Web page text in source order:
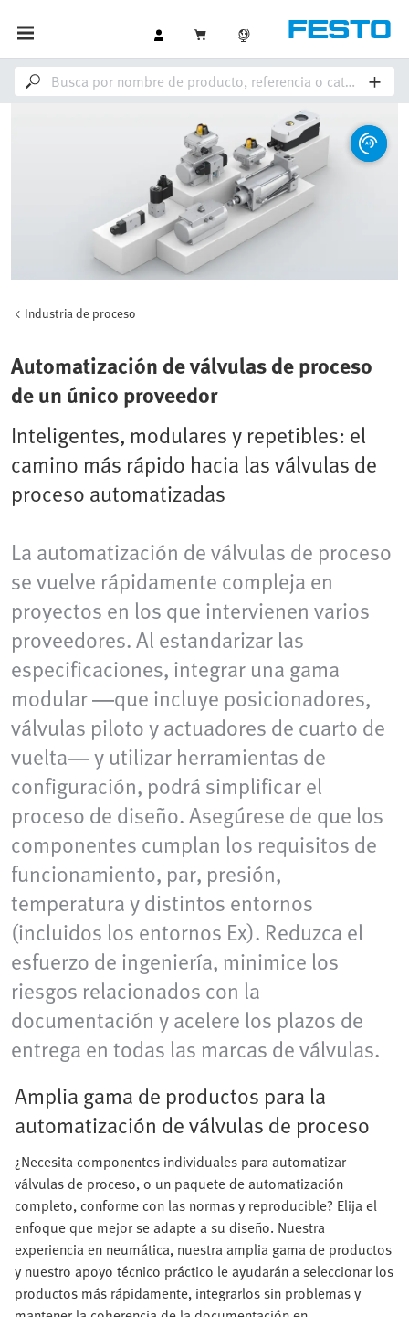
Industria de proceso
Automatización de válvulas de proceso
de un único proveedor
Inteligentes, modulares y repetibles: el
camino más rápido hacia las válvulas de
proceso automatizadas
La automatización de válvulas de proceso
se vuelve rápidamente compleja en
proyectos en los que intervienen varios
proveedores. Al estandarizar las
especificaciones, integrar una gama
modular —que incluye posicionadores,
válvulas piloto y actuadores de cuarto de
vuelta— y utilizar herramientas de
configuración, podrá simplificar el
proceso de diseño. Asegúrese de que los
componentes cumplan los requisitos de
funcionamiento, par, presión,
temperatura y distintos entornos
(incluidos los entornos Ex). Reduzca el
esfuerzo de ingeniería, minimice los
riesgos relacionados con la
documentación y acelere los plazos de
entrega en todas las marcas de válvulas.
Amplia gama de productos para la
automatización de válvulas de proceso
¿Necesita componentes individuales para automatizar
válvulas de proceso, o un paquete de automatización
completo, conforme con las normas y reproducible? Elija el
enfoque que mejor se adapte a su diseño. Nuestra
experiencia en neumática, nuestra amplia gama de productos
y nuestro apoyo técnico práctico le ayudarán a seleccionar los
productos más rápidamente, integrarlos sin problemas y